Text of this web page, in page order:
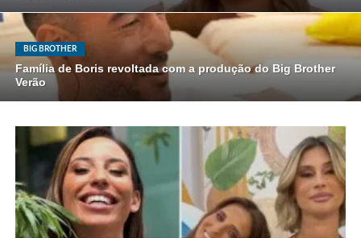
BIG BROTHER
Família de Boris revoltada com a produção do Big Brother
Verão